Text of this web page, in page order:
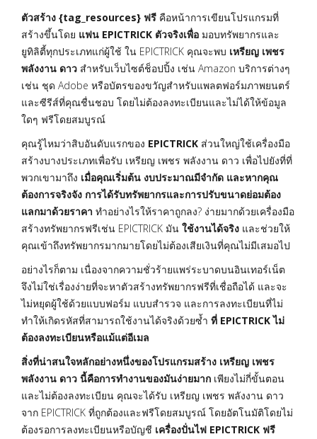
ตัวสร้าง {tag_resources} ฟรี คือหน้าการเขียนโปรแกรมที่
สร้างขึ้นโดย แฟน EPICTRICK ตัวจริงเพื่อ มอบทรัพยากรและ
ยูทิลิตี้ทุกประเภทแก่ผู้ใช้ ใน EPICTRICK คุณจะพบ เหรียญ เพชร
พลังงาน ดาว สำหรับเว็บไซต์ช็อปปิ้ง เช่น Amazon บริการต่างๆ
เช่น ชุด Adobe หรือบัตรของขวัญสำหรับแพลตฟอร์มภาพยนตร์
และซีรีส์ที่คุณชื่นชอบ โดยไม่ต้องลงทะเบียนและไม่ได้ให้ข้อมูล
ใดๆ ฟรีโดยสมบูรณ์
คุณรู้ไหมว่าสิบอันดับแรกของ EPICTRICK ส่วนใหญ่ใช้เครื่องมือ
สร้างบางประเภทเพื่อรับ เหรียญ เพชร พลังงาน ดาว เพื่อไปยังที่ที่
พวกเขามาถึง เมื่อคุณเริ่มต้น งบประมาณมีจำกัด และหากคุณ
ต้องการจริงจัง การได้รับทรัพยากรและการปรับขนาดย่อมต้อง
แลกมาด้วยราคา ทำอย่างไรให้ราคาถูกลง? ง่ายมากด้วยเครื่องมือ
สร้างทรัพยากรฟรีเช่น EPICTRICK มัน ใช้งานได้จริง และช่วยให้
คุณเข้าถึงทรัพยากรมากมายโดยไม่ต้องเสียเงินที่คุณไม่มีเสมอไป
อย่างไรก็ตาม เนื่องจากความชั่วร้ายแพร่ระบาดบนอินเทอร์เน็ต
จึงไม่ใช่เรื่องง่ายที่จะหาตัวสร้างทรัพยากรฟรีที่เชื่อถือได้ และจะ
ไม่หยุดผู้ใช้ด้วยแบบฟอร์ม แบบสำรวจ และการลงทะเบียนที่ไม่
ทำให้เกิดรหัสที่สามารถใช้งานได้จริงด้วยซ้ำ ที่ EPICTRICK ไม่
ต้องลงทะเบียนหรือแม้แต่อีเมล
สิ่งที่น่าสนใจหลักอย่างหนึ่งของโปรแกรมสร้าง เหรียญ เพชร
พลังงาน ดาว นี้คือการทำงานของมันง่ายมาก เพียงไม่กี่ขั้นตอน
และไม่ต้องลงทะเบียน คุณจะได้รับ เหรียญ เพชร พลังงาน ดาว
จาก EPICTRICK ที่ถูกต้องและฟรีโดยสมบูรณ์ โดยอัตโนมัติโดยไม่
ต้องรอการลงทะเบียนหรือบัญชี เครื่องปั่นไฟ EPICTRICK ฟรี